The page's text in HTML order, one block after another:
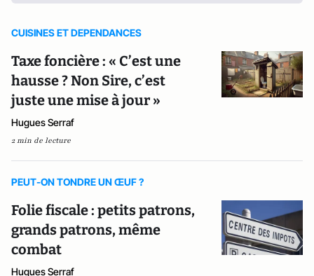
CUISINES ET DEPENDANCES
Taxe foncière : « C’est une
hausse ? Non Sire, c’est
juste une mise à jour »
Hugues Serraf
2 min de lecture
PEUT-ON TONDRE UN ŒUF ?
Folie fiscale : petits patrons,
grands patrons, même
combat
Hugues Serraf